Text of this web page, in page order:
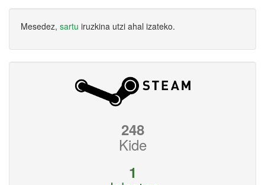
Mesedez, sartu iruzkina utzi ahal izateko.
248
Kide
1